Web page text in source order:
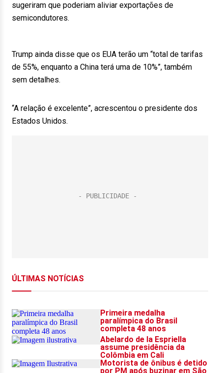
sugeriram que poderiam aliviar exportações de
semicondutores.
Trump ainda disse que os EUA terão um “total de tarifas
de 55%, enquanto a China terá uma de 10%”, também
sem detalhes.
“A relação é excelente”, acrescentou o presidente dos
Estados Unidos.